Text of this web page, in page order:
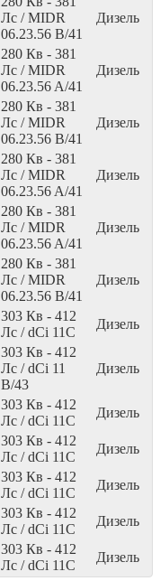
Лс / MIDR
06.23.56 B/41
Дизель
280 Кв - 381
Лс / MIDR
06.23.56 A/41
Дизель
280 Кв - 381
Лс / MIDR
06.23.56 B/41
Дизель
280 Кв - 381
Лс / MIDR
06.23.56 A/41
Дизель
280 Кв - 381
Лс / MIDR
06.23.56 A/41
Дизель
280 Кв - 381
Лс / MIDR
06.23.56 B/41
Дизель
303 Кв - 412
Лс / dCi 11C
Дизель
303 Кв - 412
Лс / dCi 11
B/43
Дизель
303 Кв - 412
Лс / dCi 11C
Дизель
303 Кв - 412
Лс / dCi 11C
Дизель
303 Кв - 412
Лс / dCi 11C
Дизель
303 Кв - 412
Лс / dCi 11C
Дизель
303 Кв - 412
Лс / dCi 11C
Дизель